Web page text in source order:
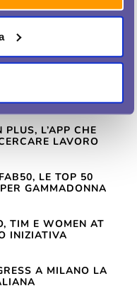
MONDO DEL
L’APP DI TIM CHE
L’APP CHE
LAVORO
LE TOP 50
GAMMADONNA
TIM E WOMEN AT
INIZIATIVA
A MILANO LA